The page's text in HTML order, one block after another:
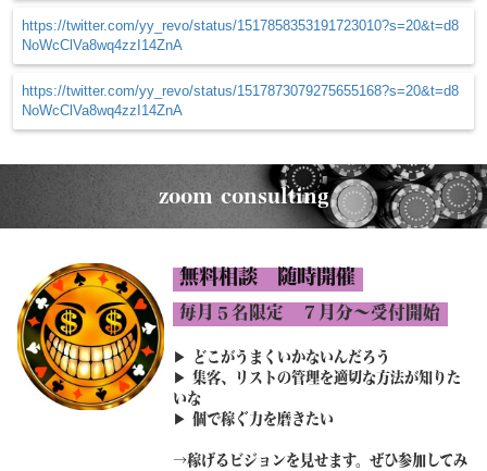
https://twitter.com/yy_revo/status/1517858353191723010?s=20&t=d8
NoWcClVa8wq4zzI14ZnA
https://twitter.com/yy_revo/status/1517873079275655168?s=20&t=d8
NoWcClVa8wq4zzI14ZnA
zoom consulting
無料相談 随時開催
毎月５名限定 ７月分〜受付開始
▶︎ どこがうまくいかないんだろう
▶︎ 集客、リストの管理を適切な方法が知りた
いな
▶︎ 個で稼ぐ力を磨きたい
→稼げるビジョンを見せます。ぜひ参加してみ